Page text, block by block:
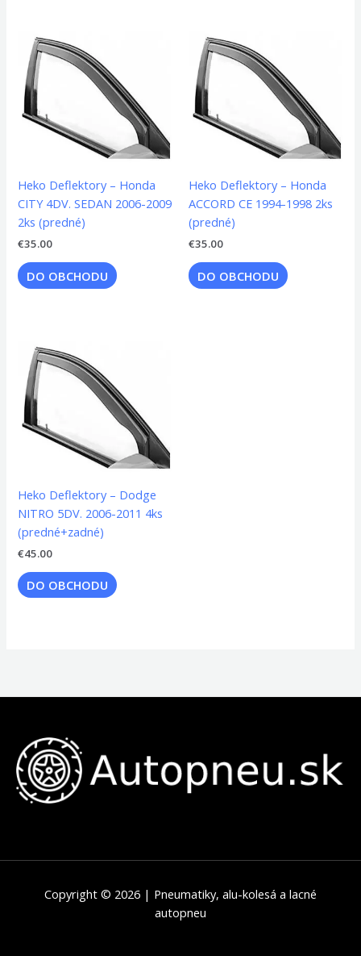
Heko Deflektory – Honda
CITY 4DV. SEDAN 2006-2009
2ks (predné)
€35.00
DO OBCHODU
Heko Deflektory – Honda
ACCORD CE 1994-1998 2ks
(predné)
€35.00
DO OBCHODU
Heko Deflektory – Dodge
NITRO 5DV. 2006-2011 4ks
(predné+zadné)
€45.00
DO OBCHODU
Copyright © 2026 | Pneumatiky, alu-kolesá a lacné
autopneu